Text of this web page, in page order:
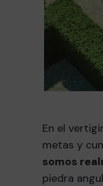
En el
metas y
somos
piedra